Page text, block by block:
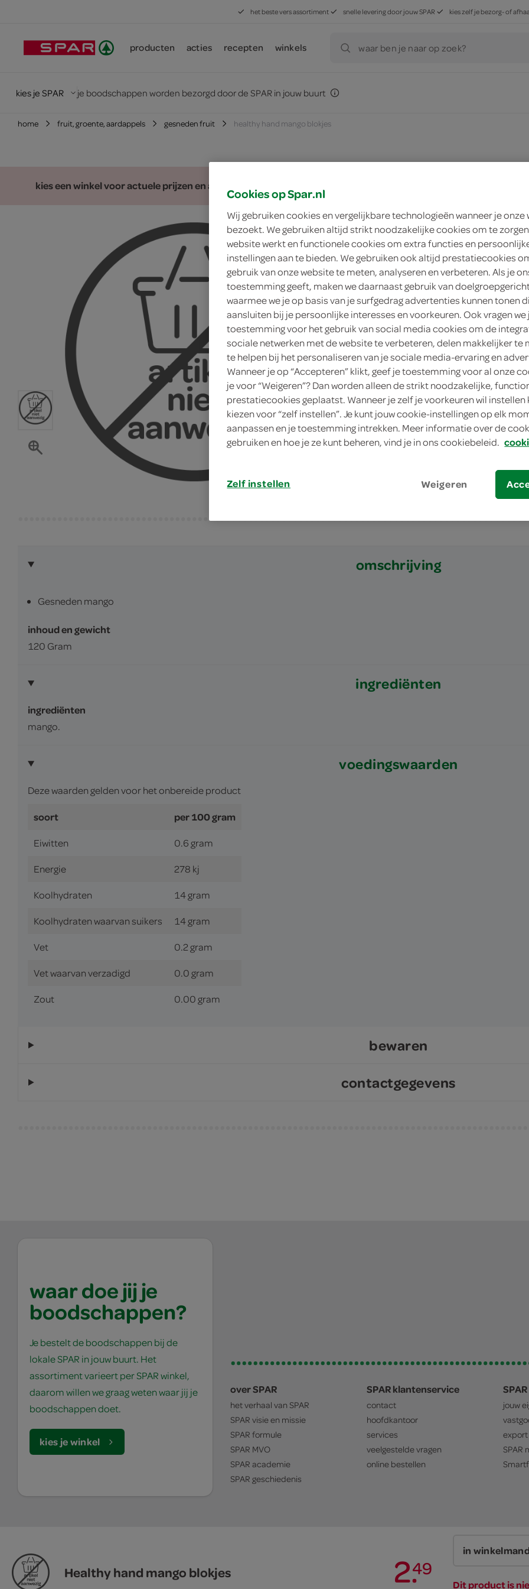
het beste vers assortiment snelle levering door jouw SPAR kies zelf je bezorg- of
producten acties recepten winkels waar ben je naar op zoek?
kies je SPAR je boodschappen worden bezorgd door de SPAR in jouw buurt
home fruit, groente, aardappels gesneden fruit healthy hand mango blokjes
kies een winkel voor actuele prijzen en assortiment
Healthy hand
Healthy hand
120 Gram
in winkelmand
Dit product is niet meer leverbaar vanuit
Let op: aanbiedingen zijn niet
verwerkt in de winkelmand.
verse blokjes mango, direct klaar voor
omschrijving
Gesneden mango
inhoud en gewicht
120 Gram
ingrediënten
ingrediënten
mango.
voedingswaarden
Deze waarden gelden voor het onbereide product
soort per 100 gram
Eiwitten 0.6 gram
Energie 278 kj
Koolhydraten 14 gram
Koolhydraten waarvan suikers 14 gram
Vet 0.2 gram
Vet waarvan verzadigd 0.0 gram
Zout 0.00 gram
bewaren
contactgegevens
Healthy hand mango blokjes 2.
49
in
Dit product is
waar doe jij je
boodschappen?
Je bestelt de boodschappen bij de
lokale SPAR in jouw buurt. Het
assortiment varieert per SPAR winkel,
daarom willen we graag weten waar jij je
boodschappen doet.
kies je winkel
over SPAR
het verhaal van SPAR
SPAR visie en missie
SPAR formule
SPAR MVO
SPAR academie
SPAR geschiedenis
SPAR klantenservice
contact
hoofdkantoor
services
veelgestelde vragen
online bestellen
jouw
export
SPAR
© 1932 - 2026 - SPAR Holding B.V. algemene voorwaarden prijsbeleid
Cookies op Spar.nl
Wij gebruiken cookies en vergelijkbare technologieën wanneer je onze
bezoekt. We gebruiken altijd strikt noodzakelijke cookies om te
website werkt en functionele cookies om extra functies en
instellingen aan te bieden. We gebruiken ook altijd prestatiecookies
gebruik van onze website te meten, analyseren en verbeteren. Als je
toestemming geeft, maken we daarnaast gebruik van
waarmee we je op basis van je surfgedrag advertenties kunnen tonen
aansluiten bij je persoonlijke interesses en voorkeuren. Ook vragen we
toestemming voor het gebruik van social media cookies om de
sociale netwerken met de website te verbeteren, delen makkelijker te
te helpen bij het personaliseren van je sociale media-ervaring en
Wanneer je op “Accepteren” klikt, geef je toestemming voor al onze
je voor “Weigeren”? Dan worden alleen de strikt noodzakelijke,
prestatiecookies geplaatst. Wanneer je zelf je voorkeuren wil instellen
kiezen voor “zelf instellen”. Je kunt jouw cookie-instellingen op elk
aanpassen en je toestemming intrekken. Meer informatie over de
gebruiken en hoe je ze kunt beheren, vind je in ons cookiebeleid.
Zelf instellen Weigeren